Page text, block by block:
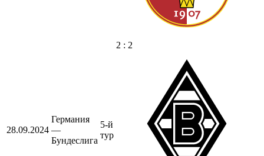
2 : 2
28.09.2024
Германия
—
Бундеслига
5-й
тур